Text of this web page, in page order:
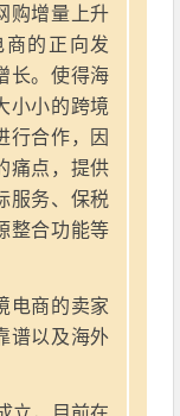
购增量上升
的正向发
长。使得海
小小的跨境
行合作，因
痛点，提供
服务、保税
整合功能等
电商的卖家
谱以及海外